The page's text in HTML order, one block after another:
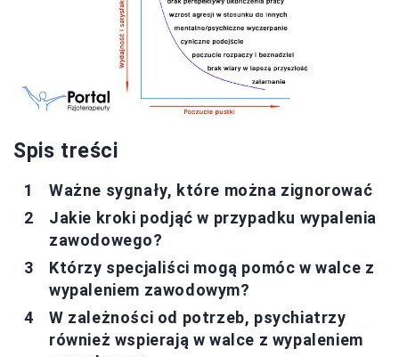
Spis treści
Ważne sygnały, które można zignorować
Jakie kroki podjąć w przypadku wypalenia
zawodowego?
Którzy specjaliści mogą pomóc w walce z
wypaleniem zawodowym?
W zależności od potrzeb, psychiatrzy
również wspierają w walce z wypaleniem